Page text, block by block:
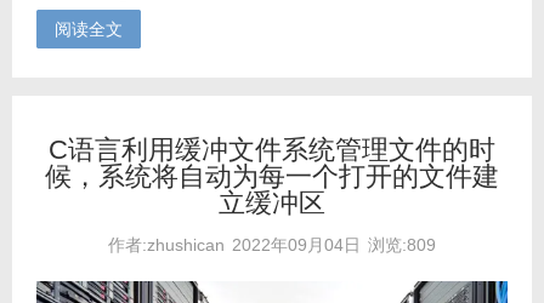
阅读全文
C语言利用缓冲文件系统管理文件的时
候，系统将自动为每一个打开的文件建
立缓冲区
作者:zhushican 2022年09月04日 浏览:809